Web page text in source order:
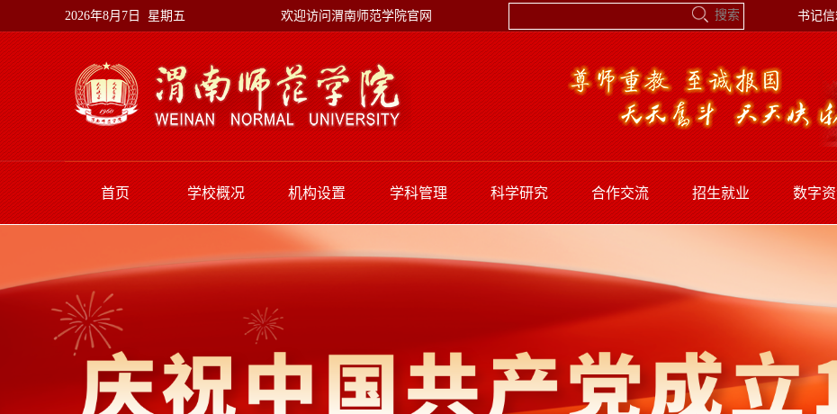
2026年8月7日 星期五 欢迎访问渭南师范学院官网 书记
首页 学校概况 机构设置 学科管理 科学研究 合作交流 招生就业 数字